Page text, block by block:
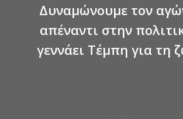
Δυναμώνουμε τον
απέναντι στην
γεννάει Τέμπη για τη